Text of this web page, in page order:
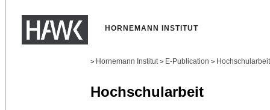
HORNEMANN INSTITUT
> Hornemann Institut > E-Publication >
Hochschularbeit